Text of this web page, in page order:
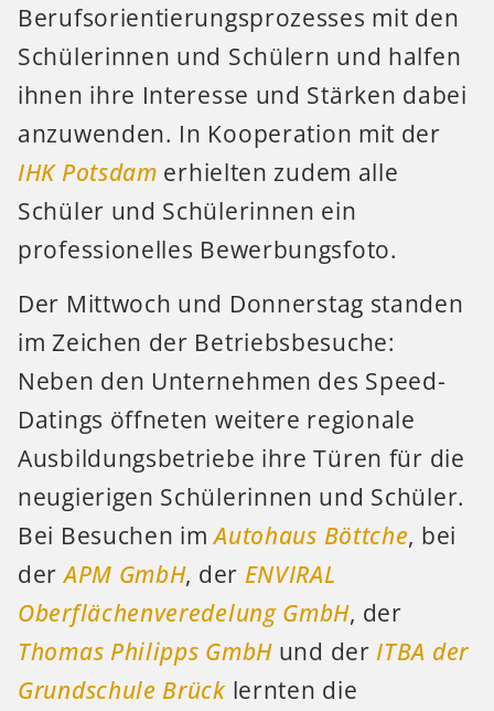
Berufsorientierungsprozesses mit den
Schülerinnen und Schülern und halfen
ihnen ihre Interesse und Stärken dabei
anzuwenden. In Kooperation mit der
IHK Potsdam erhielten zudem alle
Schüler und Schülerinnen ein
professionelles Bewerbungsfoto.
Der Mittwoch und Donnerstag standen
im Zeichen der Betriebsbesuche:
Neben den Unternehmen des Speed-
Datings öffneten weitere regionale
Ausbildungsbetriebe ihre Türen für die
neugierigen Schülerinnen und Schüler.
Bei Besuchen imAutohaus Böttche, bei
derAPM GmbH, der ENVIRAL
Oberflächenveredelung GmbH, der
Thomas Philipps GmbH und der ITBA der
Grundschule Brück lernten die